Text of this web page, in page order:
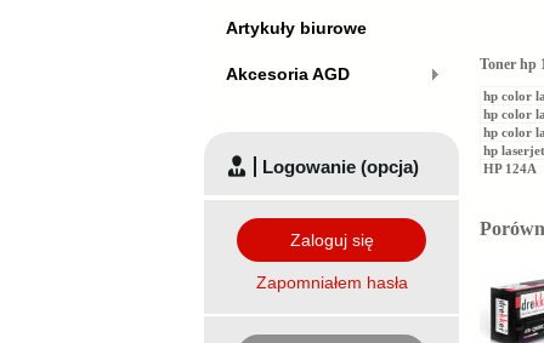
Toner hp
hp color
hp color
hp color
hp
HP 124A
Artykuły biurowe
Akcesoria AGD
Logowanie (opcja)
Zaloguj się
Zapomniałem hasła